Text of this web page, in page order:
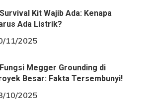
Kit Wajib Ada: Kenapa
Ada Listrik?
11/2025
Megger Grounding di
Besar: Fakta Tersembunyi!
10/2025